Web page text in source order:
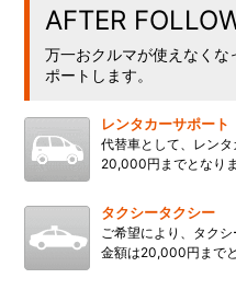
AFTER
万一おクルマが使えなく
ポートします。
レンタカーサポート
代替車として、レン
20,000円までとなりま
タクシータクシー
ご希望により、タク
金額は20,000円まで